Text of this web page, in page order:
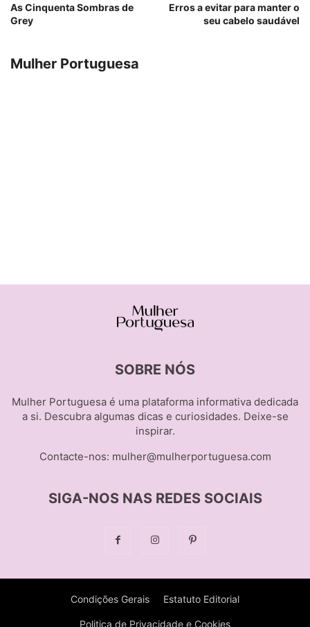
As Cinquenta Sombras de
Grey
Erros a evitar para manter o
seu cabelo saudável
Mulher Portuguesa
SOBRE NÓS
Mulher Portuguesa é uma plataforma informativa dedicada
a si. Descubra algumas dicas e curiosidades. Deixe-se
inspirar.
Contacte-nos: mulher@mulherportuguesa.com
SIGA-NOS NAS REDES SOCIAIS
Condições Gerais Estatuto Editorial
Politica de Privacidade e Cookies